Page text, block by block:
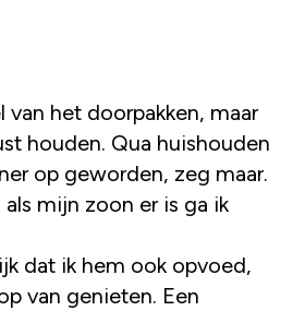
van het doorpakken, maar
houden. Qua huishouden
op geworden, zeg maar.
mijn zoon er is ga ik
dat ik hem ook opvoed,
van genieten. Een